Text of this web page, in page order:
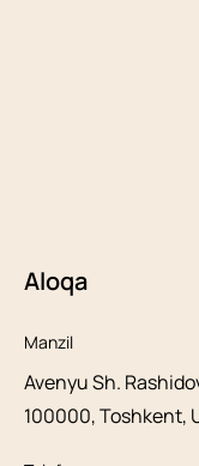
Aloqa
Manzil
Avenyu Sh.
100000, Toshkent,